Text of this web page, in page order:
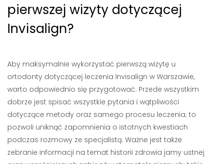
pierwszej wizyty dotyczącej
Invisalign?
Aby maksymalnie wykorzystać pierwszą wizytę u
ortodonty dotyczącej leczenia Invisalign w Warszawie,
warto odpowiednio się przygotować. Przede wszystkim
dobrze jest spisać wszystkie pytania i wątpliwości
dotyczące metody oraz samego procesu leczenia; to
pozwoli uniknąć zapomnienia o istotnych kwestiach
podczas rozmowy ze specjalistą. Ważne jest także
zebranie informacji na temat historii zdrowia jamy ustnej